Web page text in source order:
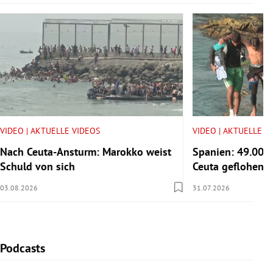
Untermenü
Untermenü
Untermenü
VIDEO | AKTUELLE VIDEOS
Nach Ceuta-Ansturm: Marokko weist
Schuld von sich
03.08.2026
VIDEO | AKTUELLE
Spanien:
Ceuta geflohen
31.07.2026
Podcasts
Slide 1 von 6